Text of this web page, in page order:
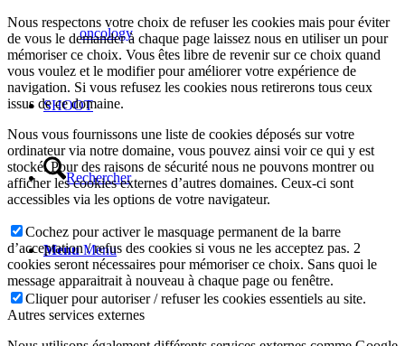
oncology
SHOOT
Rechercher
Menu Menu
Nous respectons votre choix de refuser les cookies mais pour éviter
de vous le demander à chaque page laissez nous en utiliser un pour
mémoriser ce choix. Vous êtes libre de revenir sur ce choix quand
vous voulez et le modifier pour améliorer votre expérience de
navigation. Si vous refusez les cookies nous retirerons tous ceux
issus de ce domaine.
Nous vous fournissons une liste de cookies déposés sur votre
ordinateur via notre domaine, vous pouvez ainsi voir ce qui y est
stocké. Pour des raisons de sécurité nous ne pouvons montrer ou
afficher les cookies externes d’autres domaines. Ceux-ci sont
accessibles via les options de votre navigateur.
Cochez pour activer le masquage permanent de la barre
d’acceptation / refus des cookies si vous ne les acceptez pas. 2
cookies seront nécessaires pour mémoriser ce choix. Sans quoi le
message apparaitrait à nouveau à chaque page ou fenêtre.
Cliquer pour autoriser / refuser les cookies essentiels au site.
Autres services externes